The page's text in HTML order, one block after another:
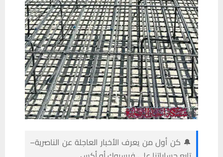
🔔 كن أول من يعرف الأخبار العاجلة عن الناصرية–